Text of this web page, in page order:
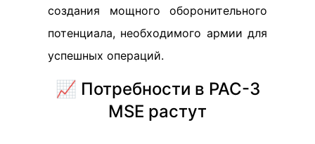
создания мощного оборонительного
потенциала, необходимого армии для
успешных операций.
📈 Потребности в PAC-3
MSE растут